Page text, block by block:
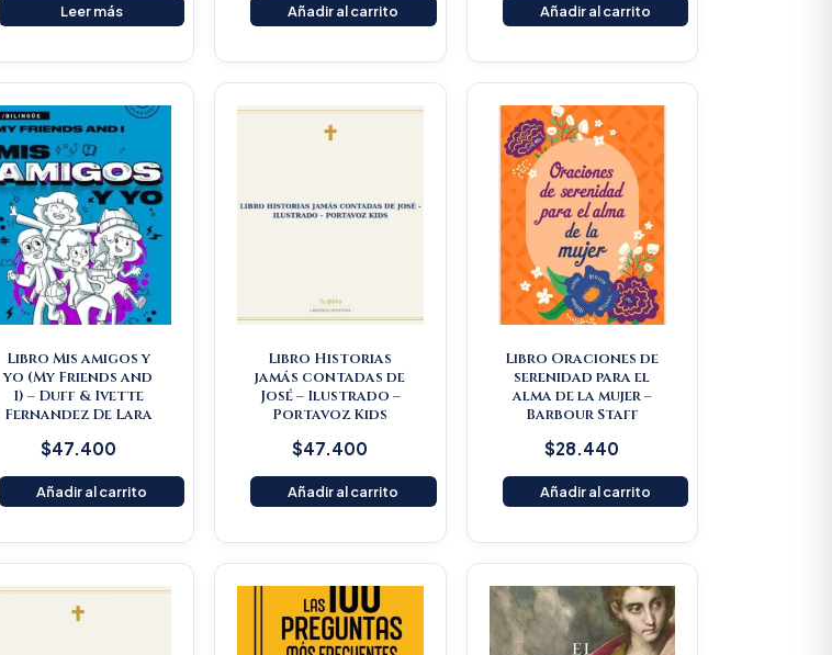
Leer más Añadir al carrito Añadir al carrito
Libro Mis amigos y
yo (My Friends and
I) – Duff & Ivette
Fernandez De Lara
$47.400
Añadir al carrito
Libro Historias
jamás contadas de
José – Ilustrado –
Portavoz Kids
$47.400
Añadir al carrito
Libro Oraciones de
serenidad para el
alma de la mujer –
Barbour Staff
$28.440
Añadir al carrito